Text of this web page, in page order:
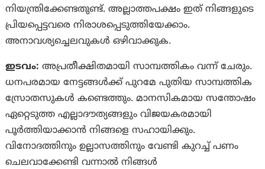
നിയന്ത്രിക്കേണ്ടതുണ്ട്. അല്ലാത്തപക്ഷം ഇത് നിങ്ങളുടെ
പ്രിയപ്പെട്ടവരെ നിരാശപ്പെടുത്തിയേക്കാം.
അനാവശ്യച്ചെലവുകള്‍ ഒഴിവാക്കുക.
ഇടവം: അപ്രതീക്ഷിതമായി സാമ്പത്തികം വന്ന് ചേരും.
ധനപരമായ നേട്ടങ്ങള്‍ക്ക് പുറമേ പുതിയ സാമ്പത്തിക
സ്രോതസുകള്‍ കണ്ടെത്തും. മാനസികമായ സന്തോഷം
ഏറ്റെടുത്ത എല്ലാദൗത്യങ്ങളും വിജയകരമായി
പൂര്‍ത്തിയാക്കാന്‍ നിങ്ങളെ സഹായിക്കും.
വിനോദത്തിനും ഉല്ലാസത്തിനും വേണ്ടി കുറച്ച് പണം
ചെലവാക്കേണ്ടി വന്നാല്‍ നിങ്ങൾ